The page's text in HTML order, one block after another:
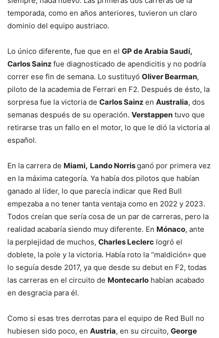
temporada, como en años anteriores, tuvieron un claro
dominio del equipo austriaco.
Lo único diferente, fue que en el GP de Arabia Saudí,
Carlos Sainz fue diagnosticado de apendicitis y no podría
correr ese fin de semana. Lo sustituyó Oliver Bearman,
piloto de la academia de Ferrari en F2. Después de ésto, la
sorpresa fue la victoria de Carlos Sainz en Australia, dos
semanas después de su operación. Verstappen tuvo que
retirarse tras un fallo en el motor, lo que le dió la victoria al
español.
En la carrera de Miami, Lando Norrisganó por primera vez
en la máxima categoría. Ya había dos pilotos que habían
ganado al líder, lo que parecía indicar que Red Bull
empezaba a no tener tanta ventaja como en 2022 y 2023.
Todos creían que sería cosa de un par de carreras, pero la
realidad acabaría siendo muy diferente. En Mónaco, ante
la perplejidad de muchos, Charles Leclerc logró el
doblete, la pole y la victoria. Había roto la “maldición» que
lo seguía desde 2017, ya que desde su debut en F2, todas
las carreras en el circuito de Montecarlo habían acabado
en desgracia para él.
Como si esas tres derrotas para el equipo de Red Bull no
hubiesen sido poco, en Austria, en su circuito, George